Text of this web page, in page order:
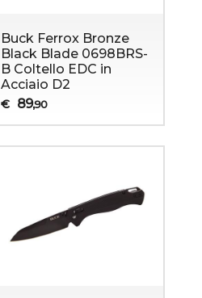
378,00
Ratio
Desert
Buck Ferrox Bronze
Black Blade 0698BRS-
B Coltello EDC in
Acciaio D2
€ 89,90